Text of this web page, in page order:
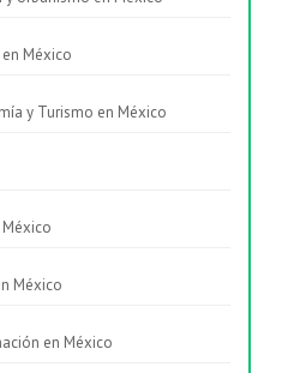
México
y Turismo en México
México
en México